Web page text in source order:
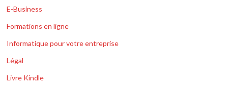
E-Business
Formations en ligne
Informatique pour votre entreprise
Légal
Livre Kindle